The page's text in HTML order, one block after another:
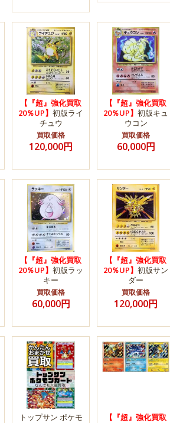
【『超』強化買取
20％UP】 初版ライ
チュウ
買取価格
120,000円
【『超』強化買取
20％UP】 初版キュ
ウコン
買取価格
60,000円
【『超』強化買取
20％UP】 初版ラッ
キー
買取価格
60,000円
【『超』強化買取
20％UP】 初版サン
ダー
買取価格
120,000円
トップサン ポケモ
【『超』強化買取